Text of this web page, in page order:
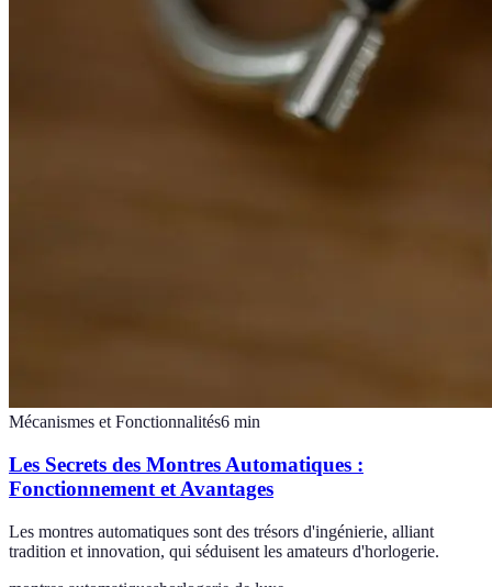
Mécanismes et Fonctionnalités6 min
Les Secrets des Montres Automatiques :
Fonctionnement et Avantages
Les montres automatiques sont des trésors d'ingénierie, alliant
tradition et innovation, qui séduisent les amateurs d'horlogerie.